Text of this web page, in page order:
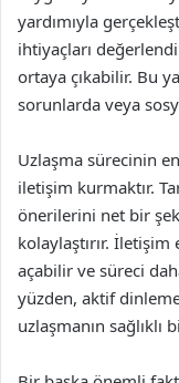
yardımıyla
ihtiyaçları
ortaya çıkabilir. Bu
sorunlarda veya
Uzlaşma sürecinin
iletişim kurmaktır.
önerilerini net bir
kolaylaştırır. İletişim
açabilir ve süreci
yüzden, aktif
uzlaşmanın